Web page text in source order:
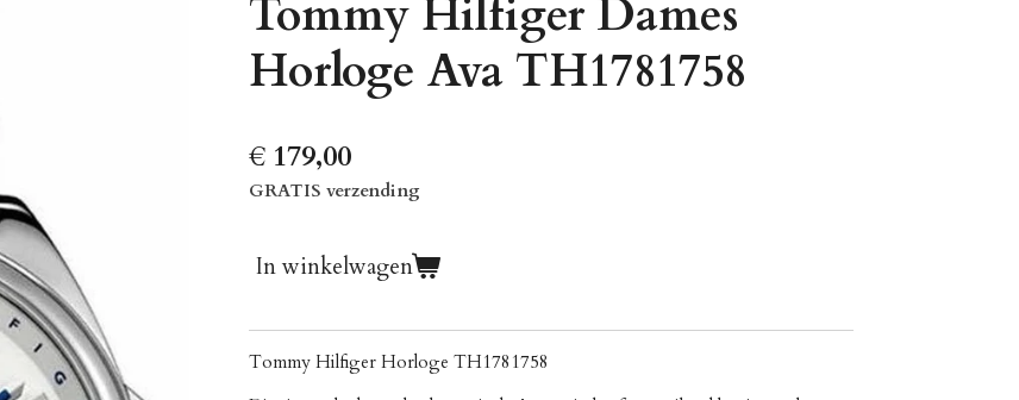
Tommy Hilfiger Dames
Horloge Ava TH1781758
€ 179,00
GRATIS verzending
In winkelwagen
Tommy Hilfiger Horloge TH1781758